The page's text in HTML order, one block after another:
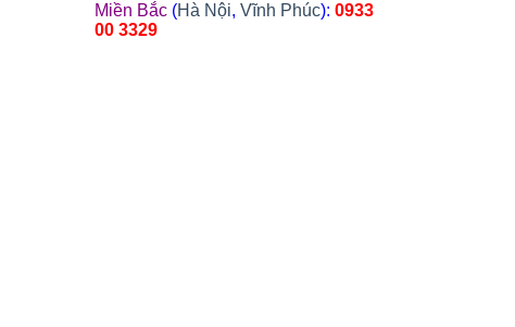
Miền Bắc (Hà Nội, Vĩnh Phúc): 0933
00 3329